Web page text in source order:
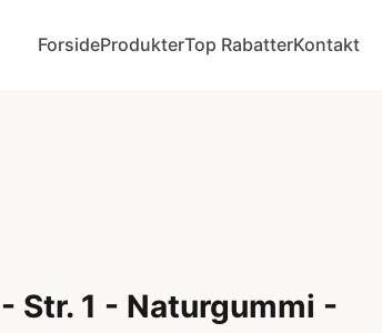
ForsideProdukterTop RabatterKontakt
Str. 1 - Naturgummi -